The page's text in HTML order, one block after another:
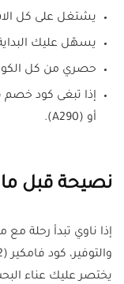
يشتغل على كل
يسهّل عليك
حصري من كل
أو (A290).
نصيحة قبل
إذا ناوي تبدأ رحلة
يختصر عليك عناء